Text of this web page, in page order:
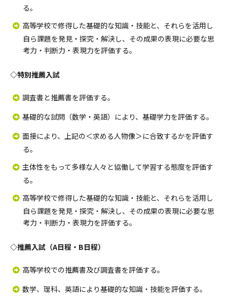
る。
高等学校で修得した基礎的な知識・技能と、それらを活用し
自ら課題を発見・探究・解決し、その成果の表現に必要な思
考力・判断力・表現力を評価する。
◇特別推薦入試
調査書と推薦書を評価する。
基礎的な試問（数学・英語）により、基礎学力を評価する。
面接により、上記の＜求める人物像＞に合致するかを評価す
る。
主体性をもって多様な人々と協働して学習する態度を評価す
る。
高等学校で修得した基礎的な知識・技能と、それらを活用し
自ら課題を発見・探究・解決し、その成果の表現に必要な思
考力・判断力・表現力を評価する。
◇推薦入試（A日程・B日程）
高等学校での推薦書及び調査書を評価する。
数学、理科、英語により基礎的な知識・技能を評価する。